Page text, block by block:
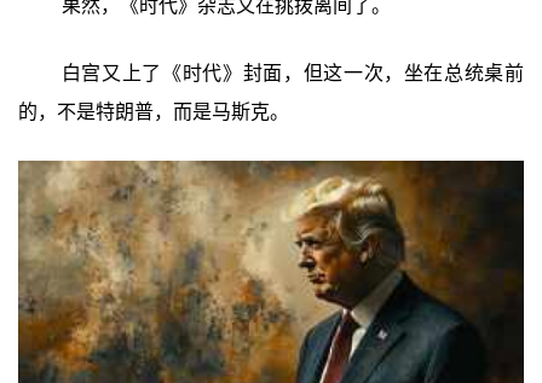
果然，《时代》杂志又在挑拨离间了。
白宫又上了《时代》封面，但这一次，坐在总统桌前
的，不是特朗普，而是马斯克。